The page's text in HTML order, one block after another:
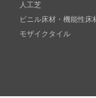
人工芝
ビニル床材・機能性床
モザイクタイル